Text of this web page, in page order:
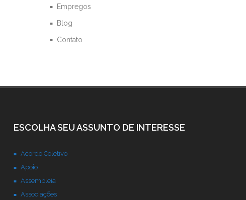
Empregos
Blog
Contato
ESCOLHA SEU ASSUNTO DE INTERESSE
Acordo Coletivo
Apoio
Assembleia
Associações